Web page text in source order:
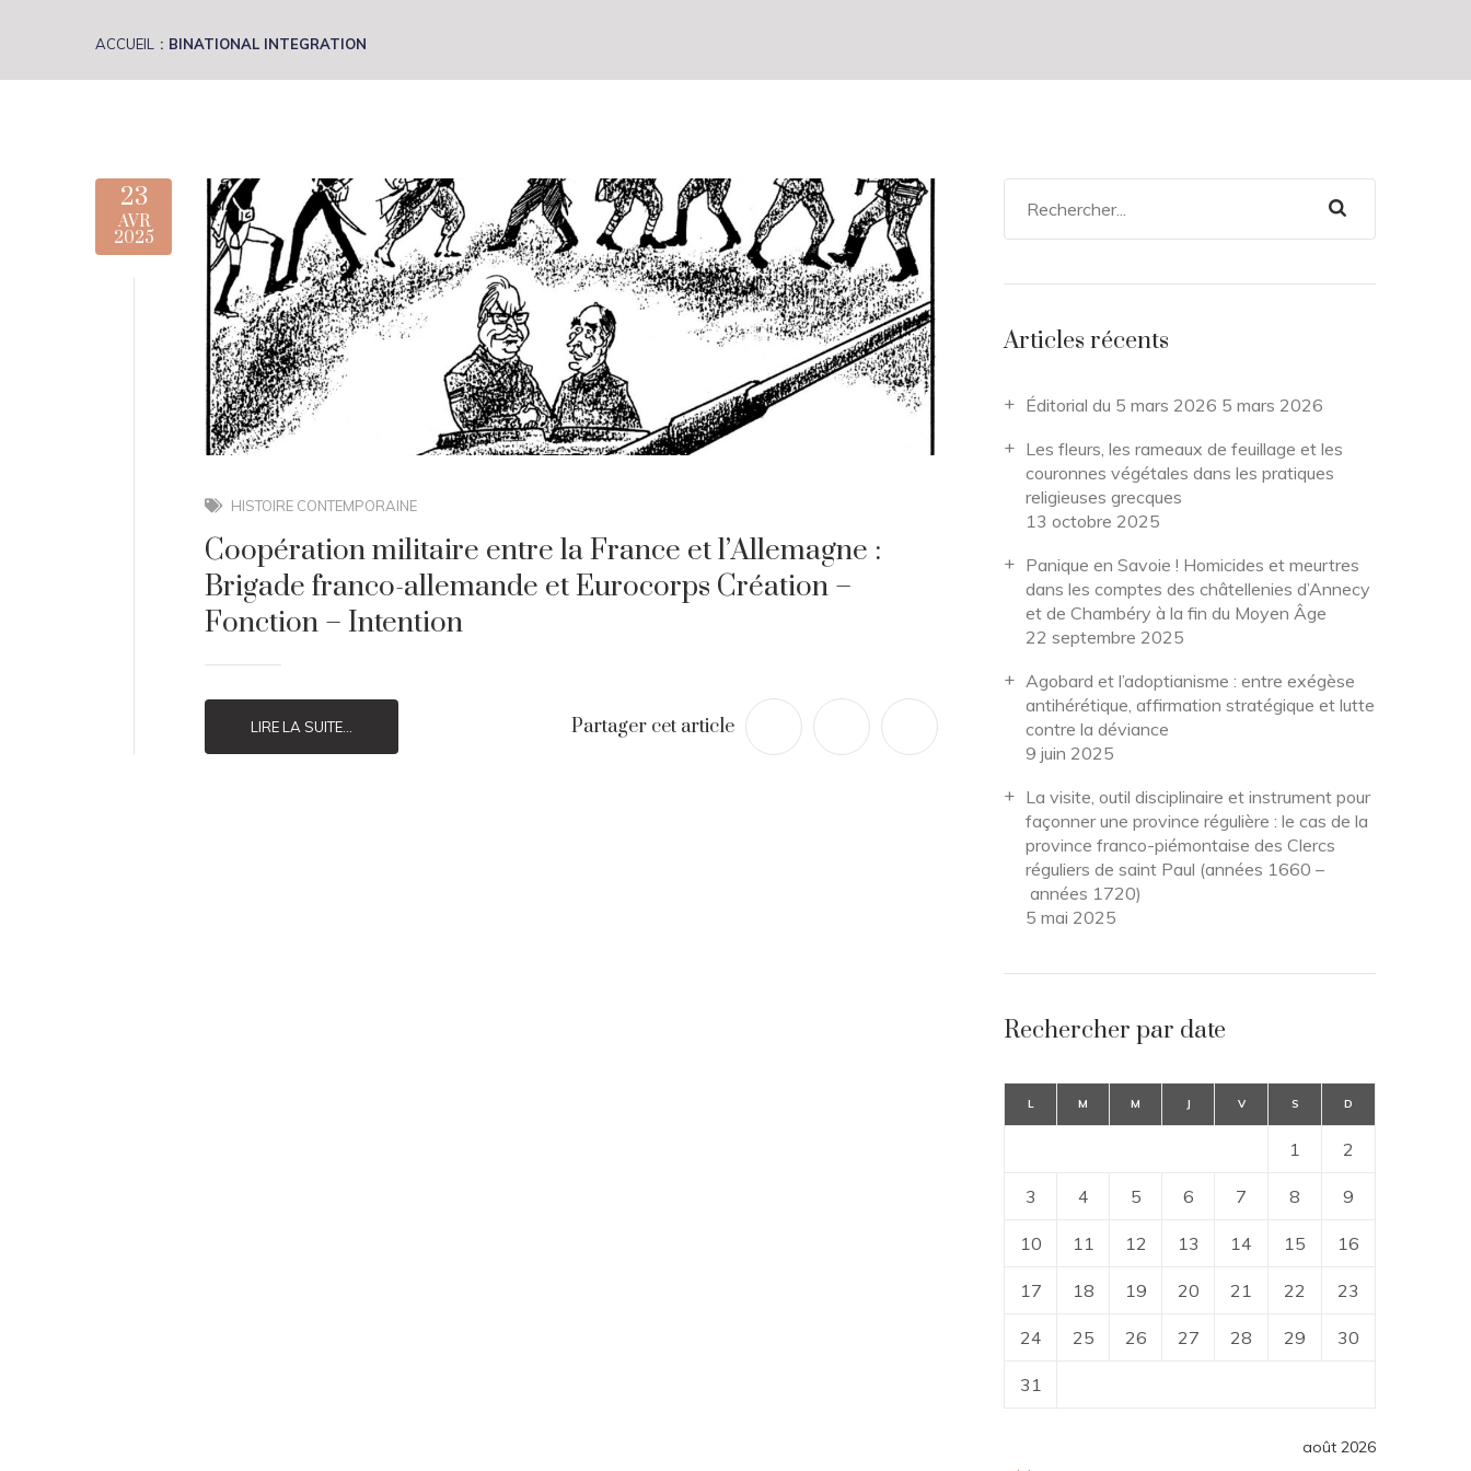
ACCUEIL BINATIONAL INTEGRATION
23
AVR
2025
HISTOIRE CONTEMPORAINE
Coopération militaire entre la France et l’Allemagne :
Brigade franco-allemande et Eurocorps Création –
Fonction – Intention
LIRE LA SUITE... Partager cet article
Articles récents
Éditorial du 5 mars 2026 5 mars 2026
Les fleurs, les rameaux de feuillage et les
couronnes végétales dans les pratiques
religieuses grecques
13 octobre 2025
Panique en Savoie ! Homicides et meurtres
dans les comptes des châtellenies d’Annecy
et de Chambéry à la fin du Moyen Âge
22 septembre 2025
Agobard et l’adoptianisme : entre exégèse
antihérétique, affirmation stratégique et lutte
contre la déviance
9 juin 2025
La visite, outil disciplinaire et instrument pour
façonner une province régulière : le cas de la
province franco-piémontaise des Clercs
réguliers de saint Paul (années 1660 –
années 1720)
5 mai 2025
Rechercher par date
août 2026
L M M J V S D
1 2
3 4 5 6 7 8 9
10 11 12 13 14 15 16
17 18 19 20 21 22 23
24 25 26 27 28 29 30
31